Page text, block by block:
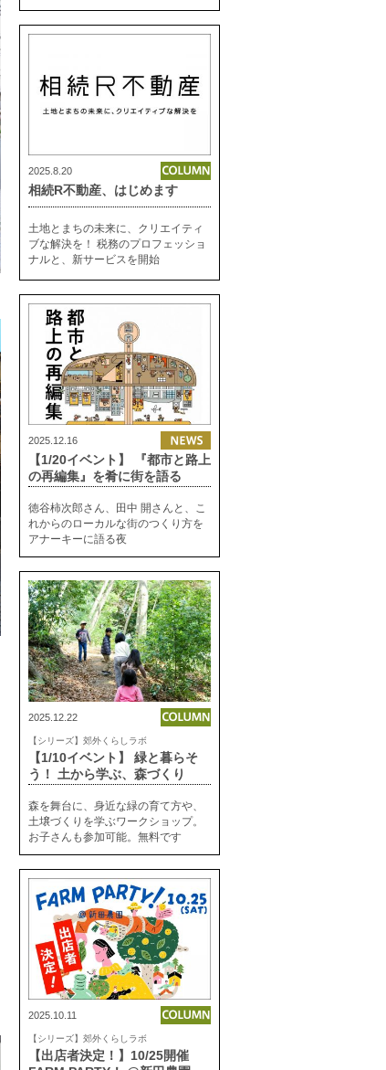
2025.8.20
相続R不動産、はじめます
土地とまちの未来に、クリエイティ
ブな解決を！ 税務のプロフェッショ
ナルと、新サービスを開始
2025.12.16
【1/20イベント】 『都市と路上
の再編集』を肴に街を語る
徳谷柿次郎さん、田中 開さんと、こ
れからのローカルな街のつくり方を
アナーキーに語る夜
2025.12.22
【シリーズ】郊外くらしラボ
【1/10イベント】 緑と暮らそ
う！ 土から学ぶ、森づくり
森を舞台に、身近な緑の育て方や、
土壌づくりを学ぶワークショップ。
お子さんも参加可能。無料です
2025.10.11
【シリーズ】郊外くらしラボ
【出店者決定！】10/25開催